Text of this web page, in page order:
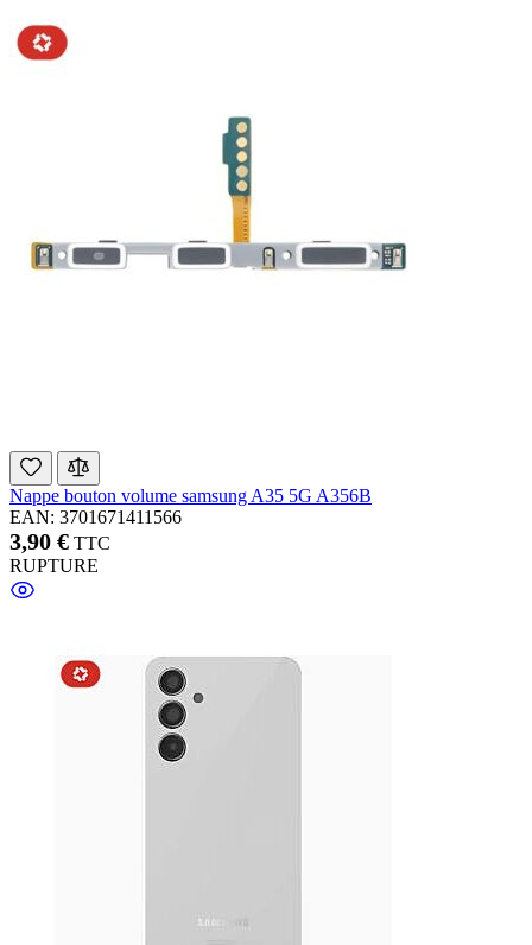
Nappe bouton volume samsung A35 5G A356B
EAN: 3701671411566
3,90 € TTC
RUPTURE